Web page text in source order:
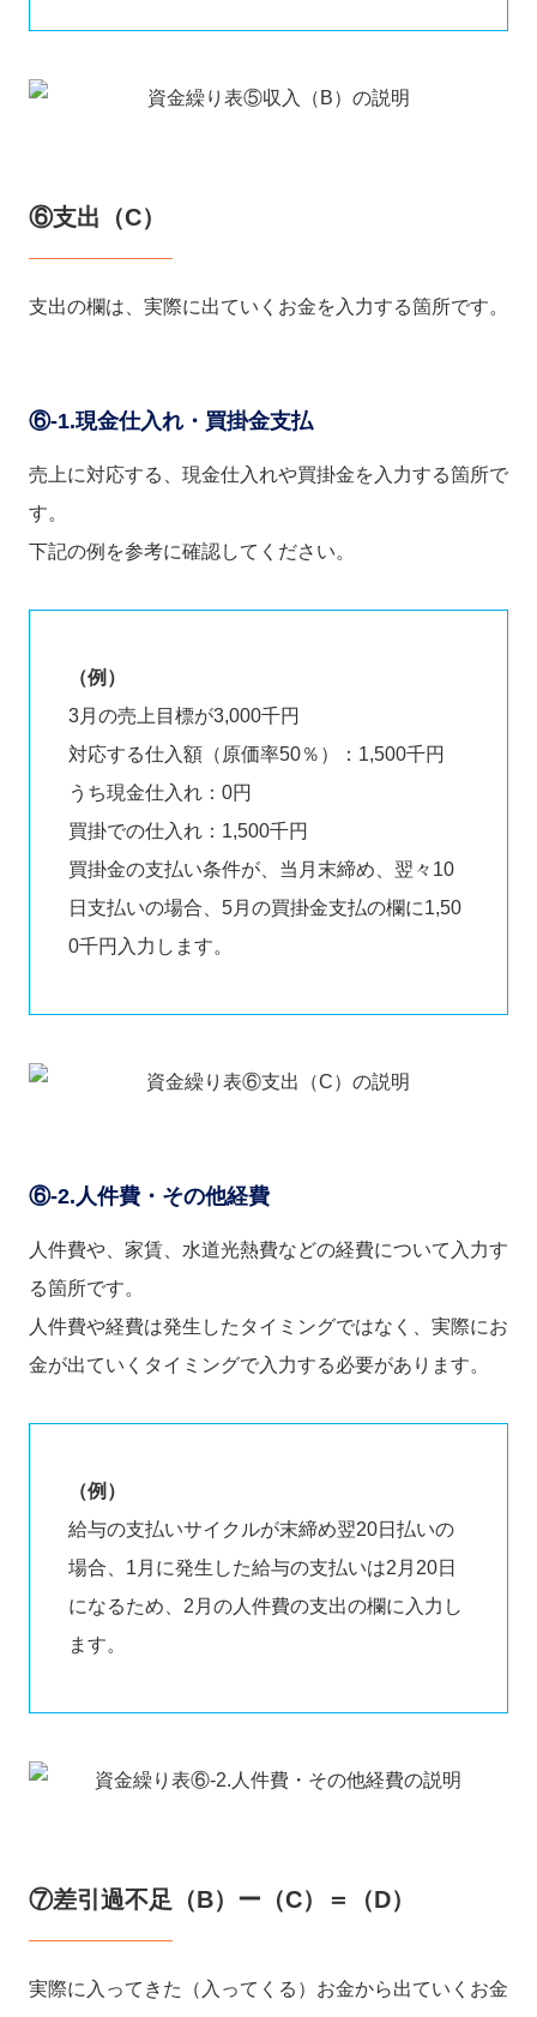
⑥支出（C）
支出の欄は、実際に出ていくお金を入力する箇所です。
⑥-1.現金仕入れ・買掛金支払
売上に対応する、現金仕入れや買掛金を入力する箇所で
す。
下記の例を参考に確認してください。
（例）
3月の売上目標が3,000千円
対応する仕入額（原価率50％）：1,500千円
うち現金仕入れ：0円
買掛での仕入れ：1,500千円
買掛金の支払い条件が、当月末締め、翌々10
日支払いの場合、5月の買掛金支払の欄に1,50
0千円入力します。
⑥-2.人件費・その他経費
人件費や、家賃、水道光熱費などの経費について入力す
る箇所です。
人件費や経費は発生したタイミングではなく、実際にお
金が出ていくタイミングで入力する必要があります。
（例）
給与の支払いサイクルが末締め翌20日払いの
場合、1月に発生した給与の支払いは2月20日
になるため、2月の人件費の支出の欄に入力し
ます。
⑦差引過不足（B）ー（C）＝（D）
実際に入ってきた（入ってくる）お金から出ていくお金